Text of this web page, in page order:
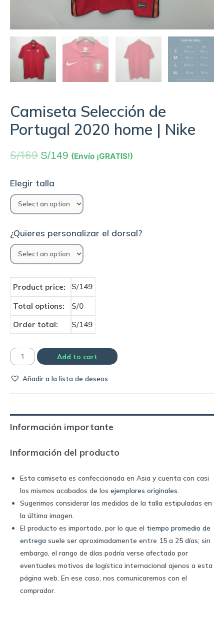
Camiseta Selección de
Portugal 2020 home | Nike
S/169 S/149 (Envío ¡GRATIS!)
Elegir talla
¿Quieres personalizar el dorsal?
Product price: S/149
Total options:
S/0
Order total:
S/149
Camiseta
de
home
|
quantity
Add to cart
Añadir a la lista de deseos
Información importante
Información del producto
Esta camiseta es confeccionada en Asia y cuenta con casi
los mismos acabados de los ejemplares originales.
Sugerimos considerar las medidas de la talla estipuladas en
la última imagen.
El producto es importado, por lo que el tiempo promedio de
entrega suele ser aproximadamente entre 15 a 25 días; sin
embargo, el rango de días podría verse afectado por
eventuales motivos de logística internacional ajenos a esta
página web. En ese caso, nos comunicaremos con el
comprador.